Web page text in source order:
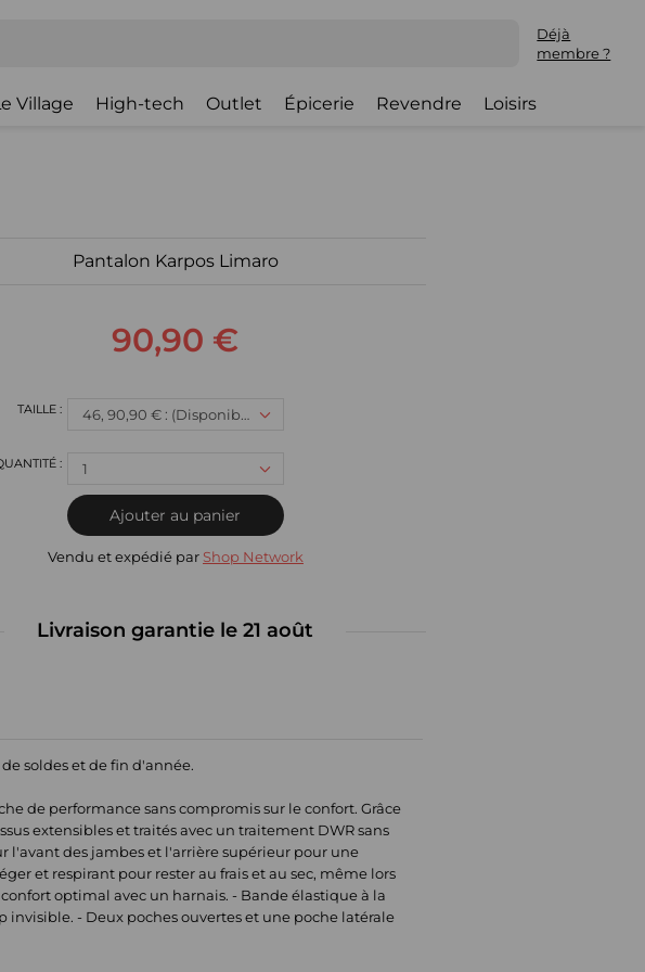
Déjà
membre ?
Village High-tech Outlet Épicerie Revendre Loisirs
Pantalon Karpos Limaro
90,90 €
46, 90,90 € : (Disponible)
1
Ajouter au panier
Vendu et expédié par Shop Network
Livraison garantie le 21 août
soldes et de fin d'année.
de performance sans compromis sur le confort. Grâce
extensibles et traités avec un traitement DWR sans
l'avant des jambes et l'arrière supérieur pour une
et respirant pour rester au frais et au sec, même lors
optimal avec un harnais. - Bande élastique à la
- Deux poches ouvertes et une poche latérale